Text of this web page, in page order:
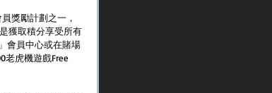
獎勵計劃之一，
獲取積分享受所有
會員中心或在賭場
老虎機遊戲Free